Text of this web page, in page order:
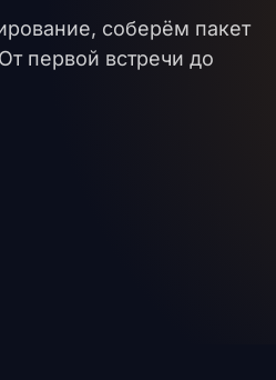
соберём пакет
первой встречи до